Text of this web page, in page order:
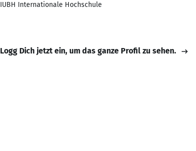
IUBH Internationale Hochschule
Logg Dich jetzt ein, um das ganze Profil zu sehen.